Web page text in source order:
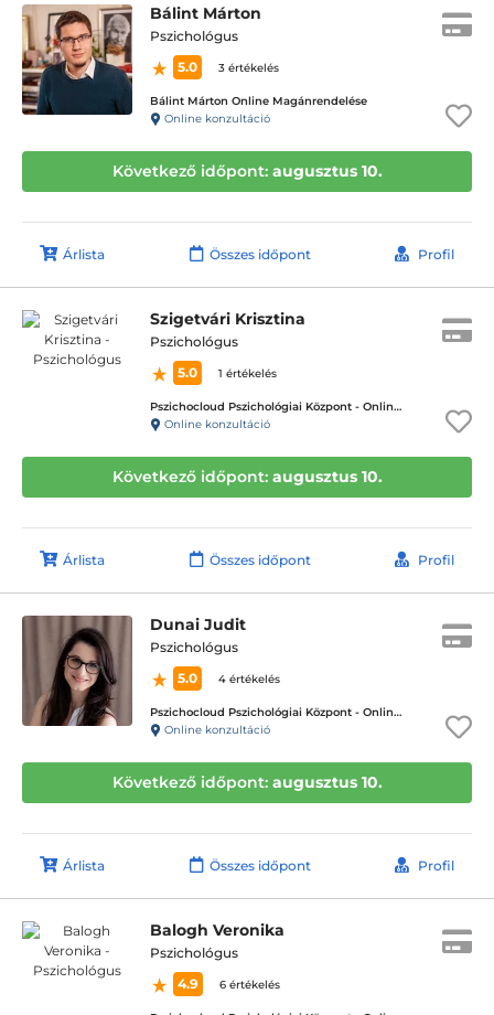
Bálint Márton
Pszichológus
5.0
3 értékelés
Bálint Márton Online Magánrendelése
Online konzultáció
Következő időpont: augusztus 10.
Árlista Összes időpont Profil
Szigetvári Krisztina
Pszichológus
5.0
1 értékelés
Pszichocloud Pszichológiai Központ - Online ügyfélfogadás
Online konzultáció
Következő időpont: augusztus 10.
Árlista Összes időpont Profil
Dunai Judit
Pszichológus
5.0
4 értékelés
Pszichocloud Pszichológiai Központ - Online ügyfélfogadás
Online konzultáció
Következő időpont: augusztus 10.
Árlista Összes időpont Profil
Balogh Veronika
Pszichológus
4.9
6 értékelés